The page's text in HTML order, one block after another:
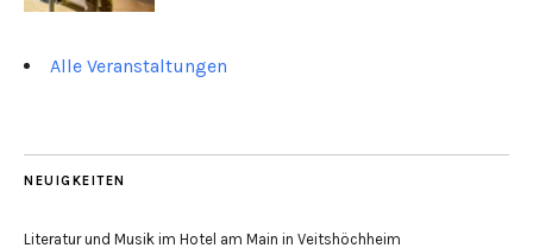
Alle Veranstaltungen
NEUIGKEITEN
Literatur und Musik im Hotel am Main in Veitshöchheim